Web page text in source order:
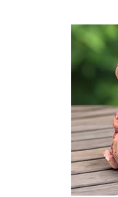
Alicia en
de Walt